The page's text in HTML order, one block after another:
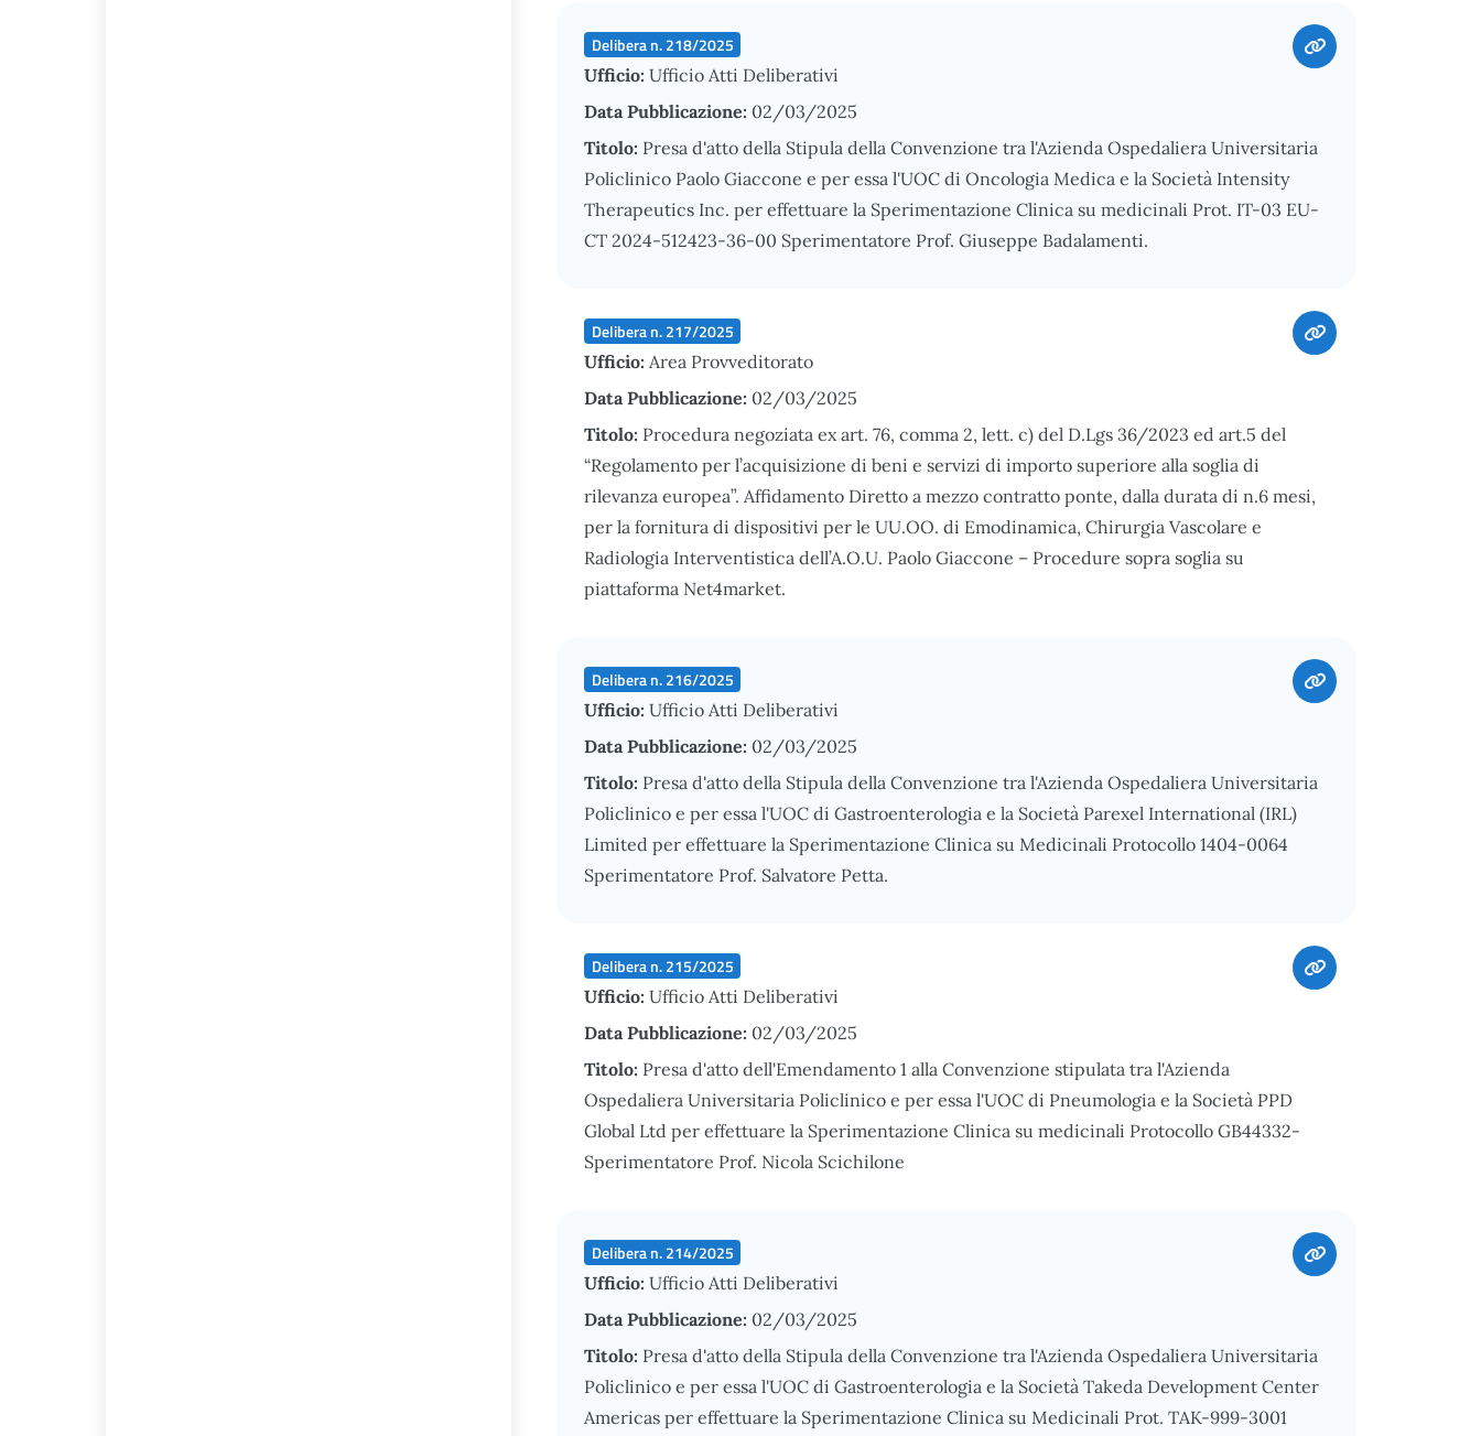
Delibera n. 218/2025
Ufficio: Ufficio Atti Deliberativi
Data Pubblicazione: 02/03/2025
Titolo: Presa d'atto della Stipula della Convenzione tra l'Azienda Ospedaliera Universitaria
Policlinico Paolo Giaccone e per essa l'UOC di Oncologia Medica e la Società Intensity
Therapeutics Inc. per effettuare la Sperimentazione Clinica su medicinali Prot. IT-03 EU-
CT 2024-512423-36-00 Sperimentatore Prof. Giuseppe Badalamenti.
Delibera n. 217/2025
Ufficio: Area Provveditorato
Data Pubblicazione: 02/03/2025
Titolo: Procedura negoziata ex art. 76, comma 2, lett. c) del D.Lgs 36/2023 ed art.5 del
“Regolamento per l’acquisizione di beni e servizi di importo superiore alla soglia di
rilevanza europea”. Affidamento Diretto a mezzo contratto ponte, dalla durata di n.6 mesi,
per la fornitura di dispositivi per le UU.OO. di Emodinamica, Chirurgia Vascolare e
Radiologia Interventistica dell’A.O.U. Paolo Giaccone – Procedure sopra soglia su
piattaforma Net4market.
Delibera n. 216/2025
Ufficio: Ufficio Atti Deliberativi
Data Pubblicazione: 02/03/2025
Titolo: Presa d'atto della Stipula della Convenzione tra l'Azienda Ospedaliera Universitaria
Policlinico e per essa l'UOC di Gastroenterologia e la Società Parexel International (IRL)
Limited per effettuare la Sperimentazione Clinica su Medicinali Protocollo 1404-0064
Sperimentatore Prof. Salvatore Petta.
Delibera n. 215/2025
Ufficio: Ufficio Atti Deliberativi
Data Pubblicazione: 02/03/2025
Titolo: Presa d'atto dell'Emendamento 1 alla Convenzione stipulata tra l'Azienda
Ospedaliera Universitaria Policlinico e per essa l'UOC di Pneumologia e la Società PPD
Global Ltd per effettuare la Sperimentazione Clinica su medicinali Protocollo GB44332-
Sperimentatore Prof. Nicola Scichilone
Delibera n. 214/2025
Ufficio: Ufficio Atti Deliberativi
Data Pubblicazione: 02/03/2025
Titolo: Presa d'atto della Stipula della Convenzione tra l'Azienda Ospedaliera Universitaria
Policlinico e per essa l'UOC di Gastroenterologia e la Società Takeda Development Center
Americas per effettuare la Sperimentazione Clinica su Medicinali Prot. TAK-999-3001